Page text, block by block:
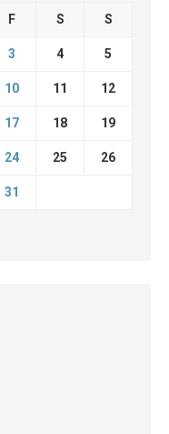
F S S
3 4 5
10 11 12
17 18 19
24 25 26
31